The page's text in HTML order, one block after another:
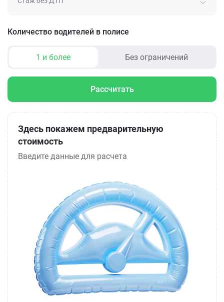
Количество водителей в полисе
1 и более Без ограничений
Рассчитать
Здесь покажем предварительную
стоимость
Введите данные для расчета